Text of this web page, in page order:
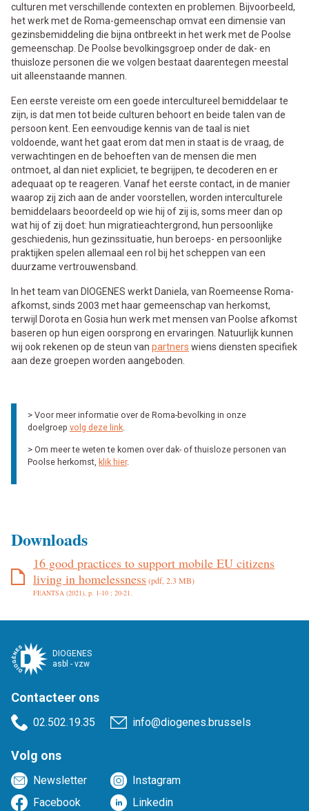
culturen met verschillende contexten en problemen. Bijvoorbeeld,
het werk met de Roma-gemeenschap omvat een dimensie van
gezinsbemiddeling die bijna ontbreekt in het werk met de Poolse
gemeenschap. De Poolse bevolkingsgroep onder de dak- en
thuisloze personen die we volgen bestaat daarentegen meestal
uit alleenstaande mannen.
Een eerste vereiste om een goede intercultureel bemiddelaar te
zijn, is dat men tot beide culturen behoort en beide talen van de
persoon kent. Een eenvoudige kennis van de taal is niet
voldoende, want het gaat erom dat men in staat is de vraag, de
verwachtingen en de behoeften van de mensen die men
ontmoet, al dan niet expliciet, te begrijpen, te decoderen en er
adequaat op te reageren. Vanaf het eerste contact, in de manier
waarop zij zich aan de ander voorstellen, worden interculturele
bemiddelaars beoordeeld op wie hij of zij is, soms meer dan op
wat hij of zij doet: hun migratieachtergrond, hun persoonlijke
geschiedenis, hun gezinssituatie, hun beroeps- en persoonlijke
praktijken spelen allemaal een rol bij het scheppen van een
duurzame vertrouwensband.
In het team van DIOGENES werkt Daniela, van Roemeense Roma-
afkomst, sinds 2003 met haar gemeenschap van herkomst,
terwijl Dorota en Gosia hun werk met mensen van Poolse afkomst
baseren op hun eigen oorsprong en ervaringen. Natuurlijk kunnen
wij ook rekenen op de steun van partners wiens diensten specifiek
aan deze groepen worden aangeboden.
> Voor meer informatie over de Roma-bevolking in onze
doelgroep volg deze link.
> Om meer te weten te komen over dak- of thuisloze personen van
Poolse herkomst, klik hier.
Downloads
16 good practices to support mobile EU citizens
living in homelessness(pdf, 2.3 MB)
FEANTSA (2021), p. 1-10 ; 20-21.
DIOGENES
asbl - vzw
Contacteer ons
02.502.19.35 info@diogenes.brussels
Volg ons
Newsletter
Instagram
Facebook
Linkedin